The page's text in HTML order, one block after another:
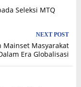
Seleksi MTQ
NEXT POST
Mainset Masyarakat
Era Globalisasi